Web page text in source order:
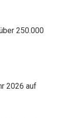
250.000
2026 auf